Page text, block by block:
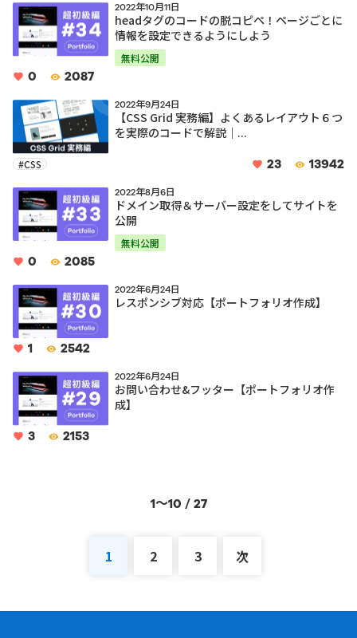
2022年10月11日
headタグのコードの脱コピペ！ページごとに
情報を設定できるようにしよう
無料公開
0 2087
2022年9月24日
【CSS Grid 実務編】よくあるレイアウト６つ
を実際のコードで解説｜...
#CSS 23 13942
2022年8月6日
ドメイン取得＆サーバー設定をしてサイトを
公開
無料公開
0 2085
2022年6月24日
レスポンシブ対応【ポートフォリオ作成】
1 2542
2022年6月24日
お問い合わせ&フッター【ポートフォリオ作
成】
3 2153
1〜10 / 27
1 2 3 次